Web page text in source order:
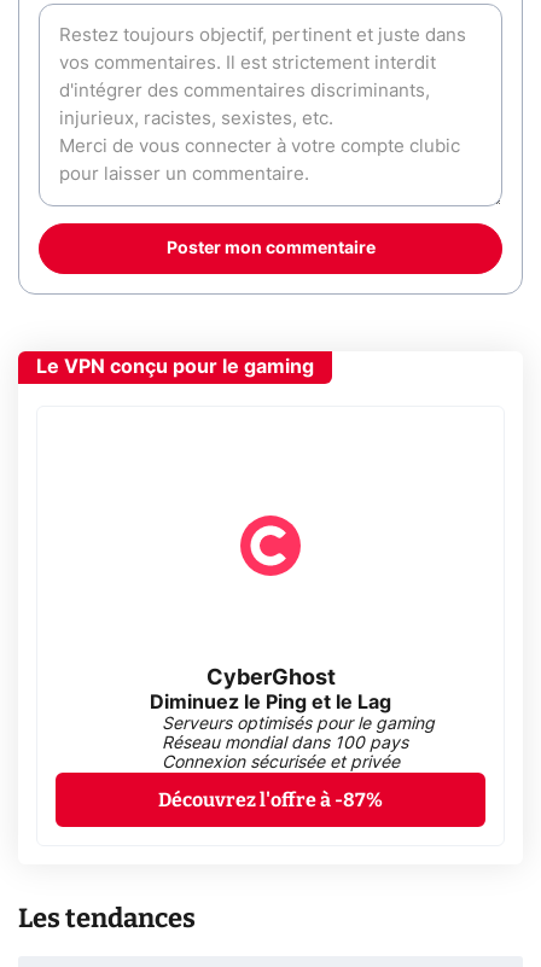
Poster mon commentaire
Le VPN conçu pour le gaming
CyberGhost
Diminuez le Ping et le Lag
Serveurs optimisés pour le gaming
Réseau mondial dans 100 pays
Connexion sécurisée et privée
Découvrez l'offre à -87%
Les tendances